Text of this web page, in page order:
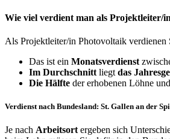
Wie viel verdient man als Projektleiter/
Als Projektleiter/in Photovoltaik verdienen
Das ist ein Monatsverdienst
Im Durchschnitt liegt das
Die Hälfte der erhobenen Löhne
Verdienst nach Bundesland: St. Gallen an der
Je nach Arbeitsort ergeben sich